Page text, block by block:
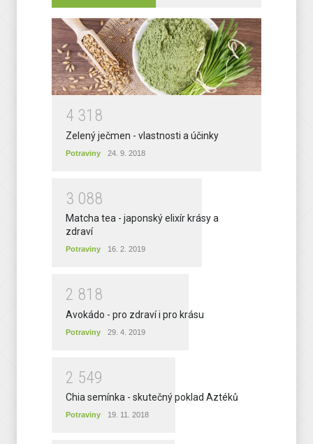
4 31 8
Zelený ječmen - vlastnosti a účinky
Potraviny 24. 9. 2018
3 088
Matcha tea - japonský elixír krásy a
zdraví
Potraviny 16. 2. 2019
2 81 8
Avokádo - pro zdraví i pro krásu
Potraviny 29. 4. 2019
2 549
Chia semínka - skutečný poklad Aztéků
Potraviny 19. 11. 2018